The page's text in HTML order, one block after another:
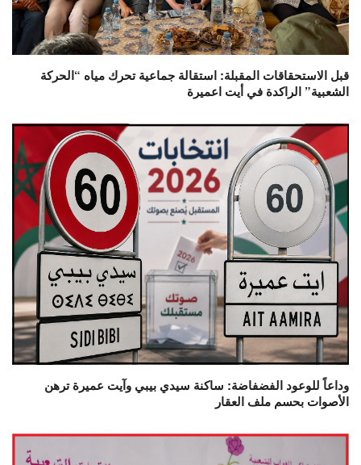
قبل الاستحقاقات المقبلة: استقالة جماعية تحرك مياه “الحركة
الشعبية” الراكدة في أيت اعميرة
وداعاً للوعود الفضفاضة: ساكنة سيدي بيبي وآيت عميرة ترهن
الأصوات بحسم ملف العقار